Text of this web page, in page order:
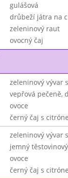
gulášová
drůbeží játra na
zeleninový raut
ovocný čaj
zeleninový vývar
vepřová pečeně,
ovoce
černý čaj s
zeleninový vývar
jemný
ovoce
černý čaj s